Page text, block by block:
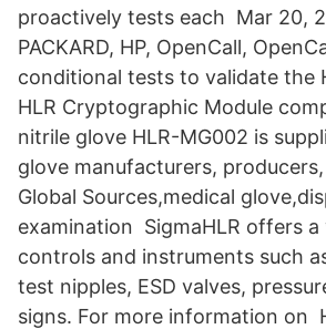
proactively tests each Mar 20,
PACKARD, HP, OpenCall,
conditional tests to validate the
HLR Cryptographic Module
nitrile glove HLR-MG002 is
glove manufacturers,
Global Sources,medical
examination SigmaHLR offers
controls and instruments such
test nipples, ESD valves,
signs. For more information on